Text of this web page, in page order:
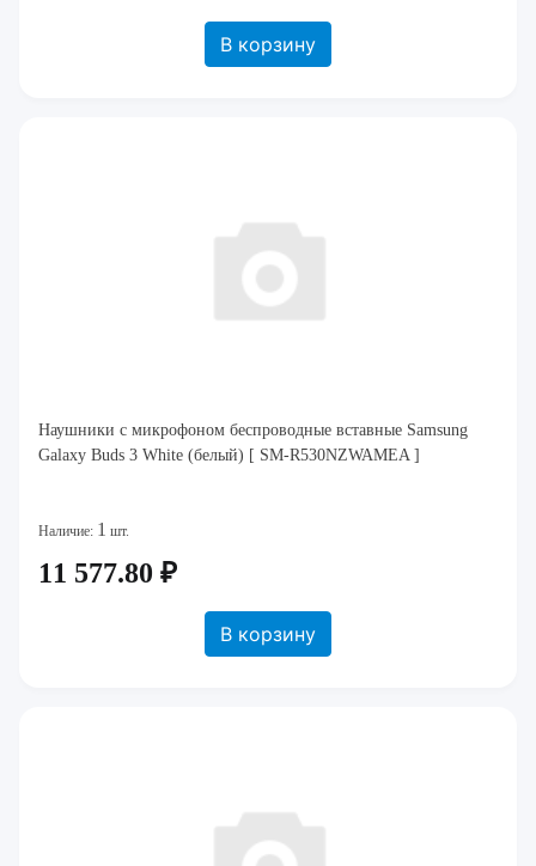
В корзину
Наушники c микрофоном беспроводные вставные Samsung
Galaxy Buds 3 White (белый) [ SM-R530NZWAMEA ]
Наличие: 1 шт.
11 577.80 ₽
В корзину